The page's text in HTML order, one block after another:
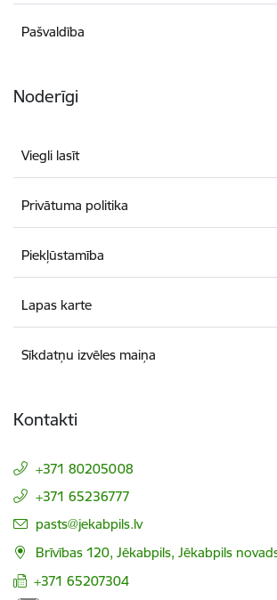
Pašvaldība
Noderīgi
Viegli lasīt
Privātuma politika
Piekļūstamība
Lapas karte
Sīkdatņu izvēles maiņa
Kontakti
+371 80205008
+371 65236777
E-pasts:
pasts@jekabpils.lv
Brīvības 120, Jēkabpils, Jēkabpils
+371 65207304